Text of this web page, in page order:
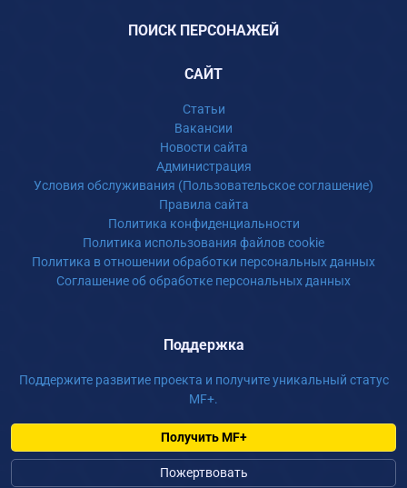
ПОИСК ПЕРСОНАЖЕЙ
САЙТ
Статьи
Вакансии
Новости сайта
Администрация
Условия обслуживания (Пользовательское соглашение)
Правила сайта
Политика конфиденциальности
Политика использования файлов cookie
Политика в отношении обработки персональных данных
Соглашение об обработке персональных данных
Поддержка
Поддержите развитие проекта и получите уникальный статус
MF+.
Получить MF+
Пожертвовать